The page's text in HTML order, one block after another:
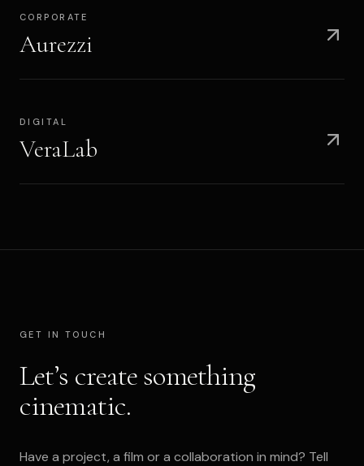
CORPORATE
Aurezzi
DIGITAL
VeraLab
GET IN TOUCH
Let’s create something
cinematic.
Have a project, a film or a collaboration in mind? Tell